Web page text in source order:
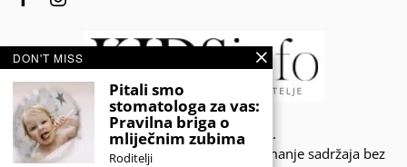
© 2020 - KIDSINFO.BA.
Sva prava zadržana. Zabranjeno preuzimanje sadržaja bez
DON'T MISS
Pitali smo
stomatologa za vas:
Pravilna briga o
mliječnim zubima
Roditelji